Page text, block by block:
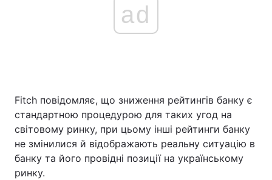
Головна Війна
Україна Політика
ad
Fitch повідомляє, що зниження рейтингів банку є
стандартною процедурою для таких угод на
світовому ринку, при цьому інші рейтинги банку
не змінилися й відображають реальну ситуацію в
банку та його провідні позиції на українському
ринку.